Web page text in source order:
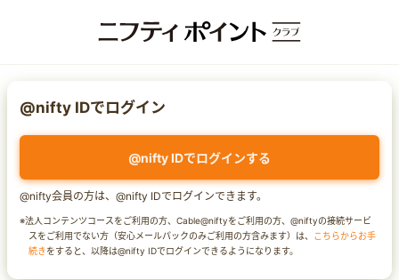
@nifty IDでログイン
@nifty IDでログインする
@nifty会員の方は、@nifty IDでログインできます。
※法人コンテンツコースをご利用の方、Cable@niftyをご利用の方、@niftyの接続サービ
スをご利用でない方（安心メールパックのみご利用の方含みます）は、 こちらからお手
続きをすると、以降は@nifty IDでログインできるようになります。